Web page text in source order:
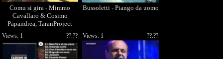
Comu si gira - Mimmo
Cavallaro & Cosimo
Papandrea, TaranProject
(KTF2011 - 23/08/2011)
Bussoletti - Piango da uomo
??.??
Views: 1 ??.??
Views: 1